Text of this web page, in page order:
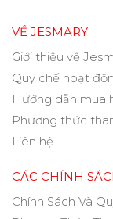
VỀ JESMARY
Giới thiệu về
Quy chế hoạt
Hướng dẫn mua
Phương thức
Liên hệ
CÁC CHÍNH
Chính Sách Và